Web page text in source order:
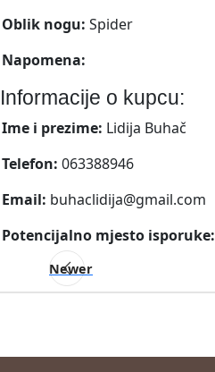
Oblik nogu: Spider
Napomena:
Informacije o kupcu:
Ime i prezime: Lidija Buhač
Telefon: 063388946
Email: buhaclidija@gmail.com
Potencijalno mjesto isporuke:
Newer